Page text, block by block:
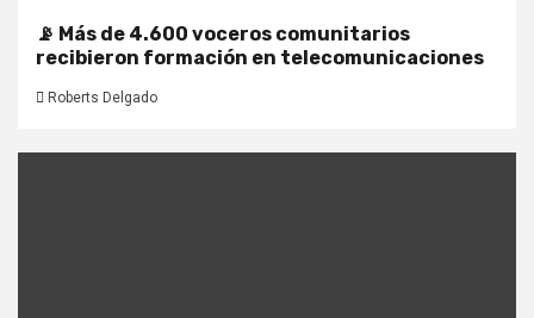
📡 Más de 4.600 voceros comunitarios
recibieron formación en telecomunicaciones
Roberts Delgado